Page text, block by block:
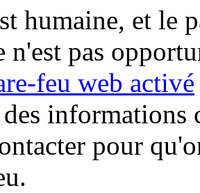
humaine, et le
n'est pas
feu web activé
informations
pour